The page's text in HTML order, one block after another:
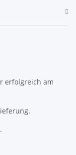
erfolgreich am